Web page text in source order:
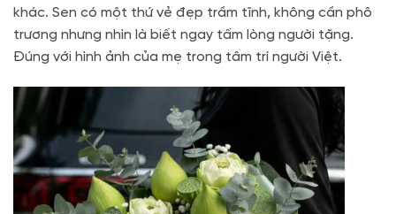
khác. Sen có một thứ vẻ đẹp trầm tĩnh, không cần phô
trương nhưng nhìn là biết ngay tấm lòng người tặng.
Đúng với hình ảnh của mẹ trong tâm trí người Việt.